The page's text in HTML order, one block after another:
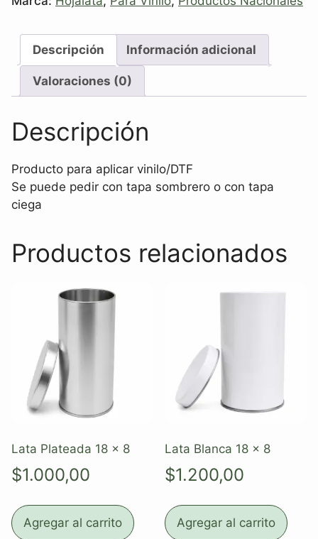
Descripción Información adicional
Valoraciones (0)
Descripción
Producto para aplicar vinilo/DTF
Se puede pedir con tapa sombrero o con tapa
ciega
Productos relacionados
Lata Plateada 18 x 8
$1.000,00
Agregar al carrito
Lata Blanca 18 x 8
$1.200,00
Agregar al carrito